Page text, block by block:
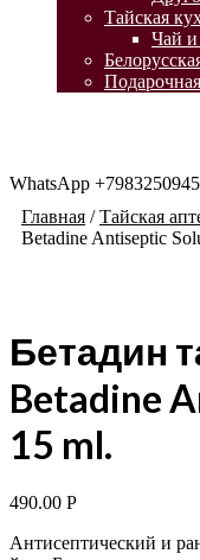
Тайская
Чай и
WhatsApp
Главная /Тайская
Betadine Antiseptic
Бетадин
Betadine
15 ml.
490.00 Р
Антисептический и